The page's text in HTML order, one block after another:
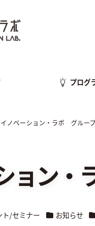
プログ
ノベーション・ラボ グルー
ョン
ト/セミナー カテゴリー
お知らせ